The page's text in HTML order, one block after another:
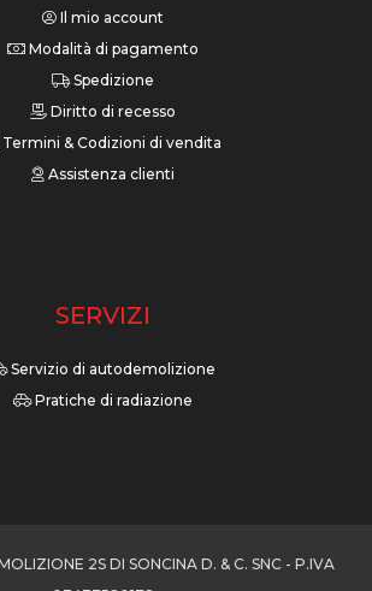
Il mio account
Modalità di pagamento
Spedizione
Diritto di recesso
& Codizioni di vendita
Assistenza clienti
SERVIZI
Servizio di autodemolizione
Pratiche di radiazione
2S DI SONCINA D. & C. SNC - P.IVA